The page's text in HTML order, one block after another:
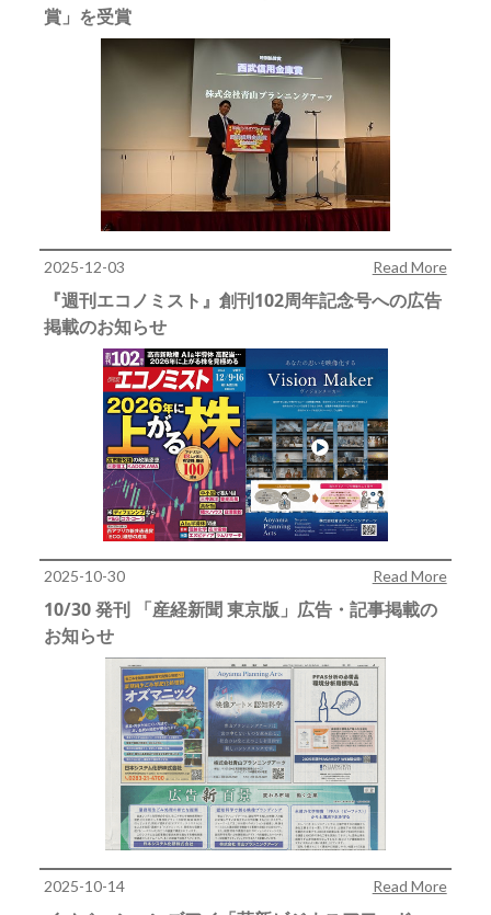
賞」を受賞
2025-12-03 Read More
『週刊エコノミスト』創刊102周年記念号への広告
掲載のお知らせ
2025-10-30 Read More
10/30 発刊 「産経新聞 東京版」広告・記事掲載の
お知らせ
2025-10-14 Read More